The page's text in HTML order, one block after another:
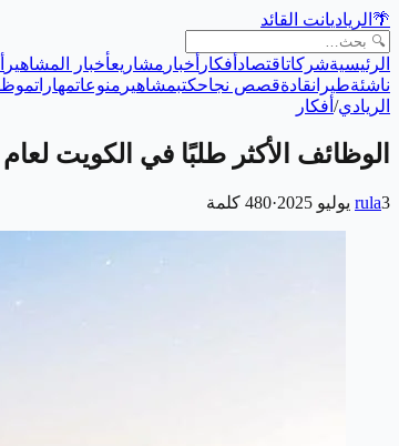
🌴 الرياديانت القائد
الرئيسيةشركاتاقتصاد أفكار أخبار مشاريعأخبار المشاهير
ناشئةطيرانقادةقصص نجاحكتبمشاهير منوعاتمهارات
الريادي/ أفكار
الوظائف الأكثر طلبًا في الكويت لعام 2025
rula3 يوليو 2025 ·
480 كلمة